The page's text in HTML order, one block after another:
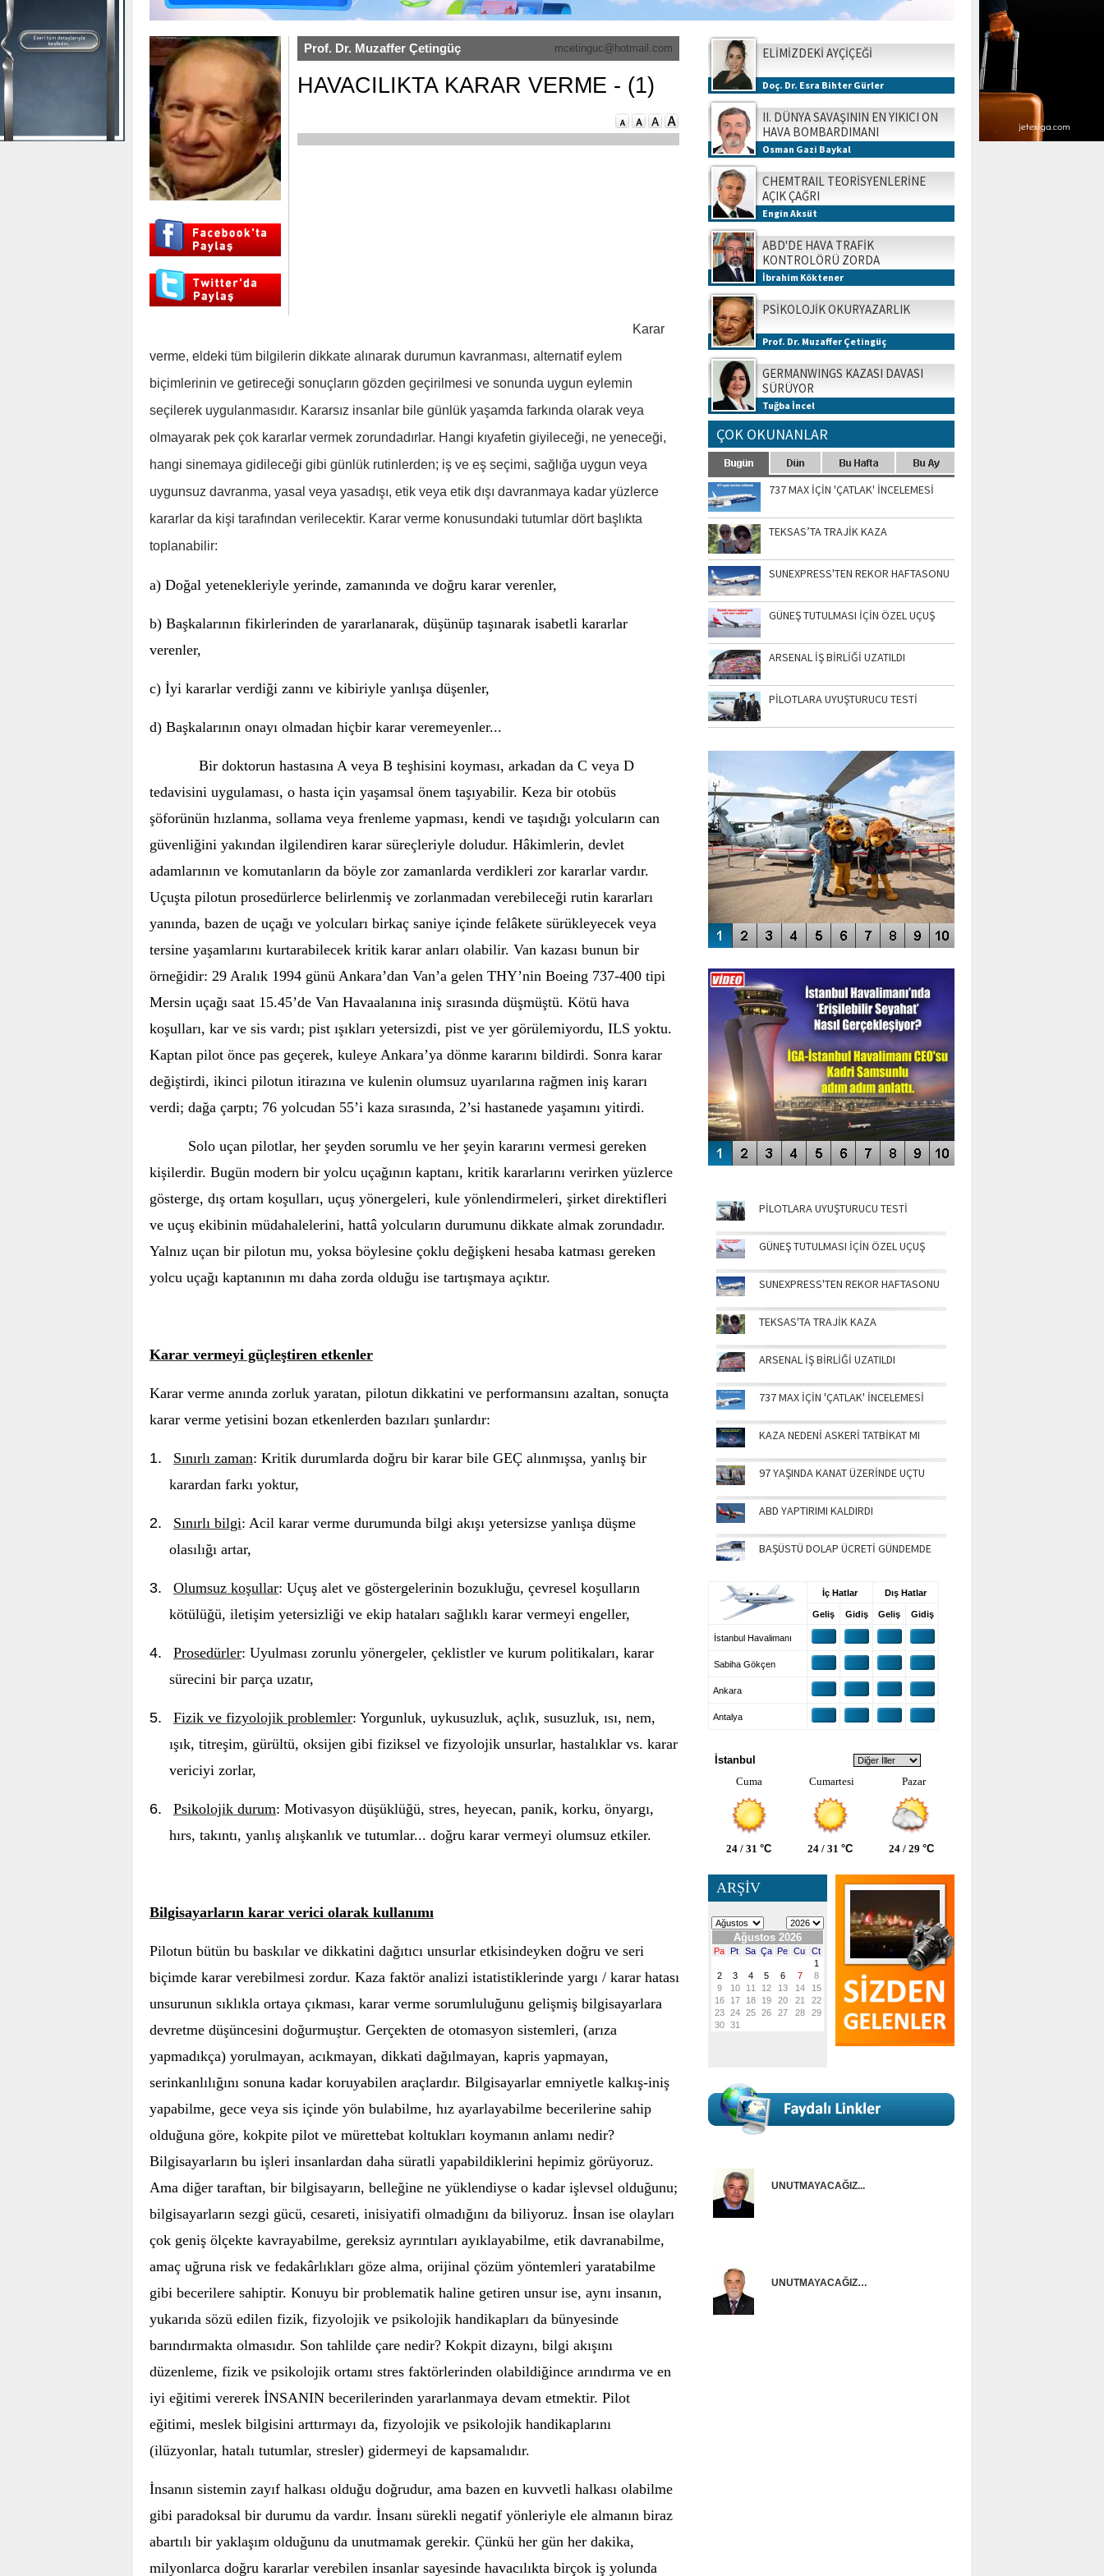
Prof. Dr. Muzaffer Çetingüç mcetinguc@hotmail.com
HAVACILIKTA KARAR VERME - (1)
Karar
verme, eldeki tüm bilgilerin dikkate alınarak durumun kavranması, alternatif eylem
biçimlerinin ve getireceği sonuçların gözden geçirilmesi ve sonunda uygun eylemin
seçilerek uygulanmasıdır. Kararsız insanlar bile günlük yaşamda farkında olarak veya
olmayarak pek çok kararlar vermek zorundadırlar. Hangi kıyafetin giyileceği, ne yeneceği,
hangi sinemaya gidileceği gibi günlük rutinlerden; iş ve eş seçimi, sağlığa uygun veya
uygunsuz davranma, yasal veya yasadışı, etik veya etik dışı davranmaya kadar yüzlerce
kararlar da kişi tarafından verilecektir. Karar verme konusundaki tutumlar dört başlıkta
toplanabilir:
a) Doğal yetenekleriyle yerinde, zamanında ve doğru karar verenler,
b) Başkalarının fikirlerinden de yararlanarak, düşünüp taşınarak isabetli kararlar
verenler,
c) İyi kararlar verdiği zannı ve kibiriyle yanlışa düşenler,
d) Başkalarının onayı olmadan hiçbir karar veremeyenler...
Bir doktorun hastasına A veya B teşhisini koyması, arkadan da C veya D
tedavisini uygulaması, o hasta için yaşamsal önem taşıyabilir. Keza bir otobüs
şöforünün hızlanma, sollama veya frenleme yapması, kendi ve taşıdığı yolcuların can
güvenliğini yakından ilgilendiren karar süreçleriyle doludur. Hâkimlerin, devlet
adamlarının ve komutanların da böyle zor zamanlarda verdikleri zor kararlar vardır.
Uçuşta pilotun prosedürlerce belirlenmiş ve zorlanmadan verebileceği rutin kararları
yanında, bazen de uçağı ve yolcuları birkaç saniye içinde felâkete sürükleyecek veya
tersine yaşamlarını kurtarabilecek kritik karar anları olabilir. Van kazası bunun bir
örneğidir: 29 Aralık 1994 günü Ankara’dan Van’a gelen THY’nin Boeing 737-400 tipi
Mersin uçağı saat 15.45’de Van Havaalanına iniş sırasında düşmüştü. Kötü hava
koşulları, kar ve sis vardı; pist ışıkları yetersizdi, pist ve yer görülemiyordu, ILS yoktu.
Kaptan pilot önce pas geçerek, kuleye Ankara’ya dönme kararını bildirdi. Sonra karar
değiştirdi, ikinci pilotun itirazına ve kulenin olumsuz uyarılarına rağmen iniş kararı
verdi; dağa çarptı; 76 yolcudan 55’i kaza sırasında, 2’si hastanede yaşamını yitirdi.
Solo uçan pilotlar, her şeyden sorumlu ve her şeyin kararını vermesi gereken
kişilerdir. Bugün modern bir yolcu uçağının kaptanı, kritik kararlarını verirken yüzlerce
gösterge, dış ortam koşulları, uçuş yönergeleri, kule yönlendirmeleri, şirket direktifleri
ve uçuş ekibinin müdahalelerini, hattâ yolcuların durumunu dikkate almak zorundadır.
Yalnız uçan bir pilotun mu, yoksa böylesine çoklu değişkeni hesaba katması gereken
yolcu uçağı kaptanının mı daha zorda olduğu ise tartışmaya açıktır.
Karar vermeyi güçleştiren etkenler
Karar verme anında zorluk yaratan, pilotun dikkatini ve performansını azaltan, sonuçta
karar verme yetisini bozan etkenlerden bazıları şunlardır:
1. Sınırlı zaman: Kritik durumlarda doğru bir karar bile GEÇ alınmışsa, yanlış bir
karardan farkı yoktur,
2. Sınırlı bilgi: Acil karar verme durumunda bilgi akışı yetersizse yanlışa düşme
olasılığı artar,
3. Olumsuz koşullar: Uçuş alet ve göstergelerinin bozukluğu, çevresel koşulların
kötülüğü, iletişim yetersizliği ve ekip hataları sağlıklı karar vermeyi engeller,
4. Prosedürler: Uyulması zorunlu yönergeler, çeklistler ve kurum politikaları, karar
sürecini bir parça uzatır,
5. Fizik ve fizyolojik problemler: Yorgunluk, uykusuzluk, açlık, susuzluk, ısı, nem,
ışık, titreşim, gürültü, oksijen gibi fiziksel ve fizyolojik unsurlar, hastalıklar vs. karar
vericiyi zorlar,
6. Psikolojik durum: Motivasyon düşüklüğü, stres, heyecan, panik, korku, önyargı,
hırs, takıntı, yanlış alışkanlık ve tutumlar... doğru karar vermeyi olumsuz etkiler.
Bilgisayarların karar verici olarak kullanımı
Pilotun bütün bu baskılar ve dikkatini dağıtıcı unsurlar etkisindeyken doğru ve seri
biçimde karar verebilmesi zordur. Kaza faktör analizi istatistiklerinde yargı / karar hatası
unsurunun sıklıkla ortaya çıkması, karar verme sorumluluğunu gelişmiş bilgisayarlara
devretme düşüncesini doğurmuştur. Gerçekten de otomasyon sistemleri, (arıza
yapmadıkça) yorulmayan, acıkmayan, dikkati dağılmayan, kapris yapmayan,
serinkanlılığını sonuna kadar koruyabilen araçlardır. Bilgisayarlar emniyetle kalkış-iniş
yapabilme, gece veya sis içinde yön bulabilme, hız ayarlayabilme becerilerine sahip
olduğuna göre, kokpite pilot ve mürettebat koltukları koymanın anlamı nedir?
Bilgisayarların bu işleri insanlardan daha süratli yapabildiklerini hepimiz görüyoruz.
Ama diğer taraftan, bir bilgisayarın, belleğine ne yüklendiyse o kadar işlevsel olduğunu;
bilgisayarların sezgi gücü, cesareti, inisiyatifi olmadığını da biliyoruz. İnsan ise olayları
çok geniş ölçekte kavrayabilme, gereksiz ayrıntıları ayıklayabilme, etik davranabilme,
amaç uğruna risk ve fedakârlıkları göze alma, orijinal çözüm yöntemleri yaratabilme
gibi becerilere sahiptir. Konuyu bir problematik haline getiren unsur ise, aynı insanın,
yukarıda sözü edilen fizik, fizyolojik ve psikolojik handikapları da bünyesinde
barındırmakta olmasıdır. Son tahlilde çare nedir? Kokpit dizaynı, bilgi akışını
düzenleme, fizik ve psikolojik ortamı stres faktörlerinden olabildiğince arındırma ve en
iyi eğitimi vererek İNSANIN becerilerinden yararlanmaya devam etmektir. Pilot
eğitimi, meslek bilgisini arttırmayı da, fizyolojik ve psikolojik handikaplarını
(ilüzyonlar, hatalı tutumlar, stresler) gidermeyi de kapsamalıdır.
İnsanın sistemin zayıf halkası olduğu doğrudur, ama bazen en kuvvetli halkası olabilme
gibi paradoksal bir durumu da vardır. İnsanı sürekli negatif yönleriyle ele almanın biraz
abartılı bir yaklaşım olduğunu da unutmamak gerekir. Çünkü her gün her dakika,
milyonlarca doğru kararlar verebilen insanlar sayesinde havacılıkta birçok iş yolunda
ELİMİZDEKİ AYÇİÇEĞİ
Doç. Dr. Esra Bihter Gürler
II. DÜNYA SAVAŞININ EN YIKICI ON
HAVA BOMBARDIMANI
Osman Gazi Baykal
CHEMTRAIL TEORİSYENLERİNE
AÇIK ÇAĞRI
Engin Aksüt
ABD'DE HAVA TRAFİK
KONTROLÖRÜ ZORDA
İbrahim Köktener
PSİKOLOJİK OKURYAZARLIK
Prof. Dr. Muzaffer Çetingüç
GERMANWINGS KAZASI DAVASI
SÜRÜYOR
Tuğba İncel
ÇOK OKUNANLAR
737 MAX İÇİN 'ÇATLAK' İNCELEMESİ
TEKSAS’TA TRAJİK KAZA
SUNEXPRESS'TEN REKOR HAFTASONU
GÜNEŞ TUTULMASI İÇİN ÖZEL UÇUŞ
ARSENAL İŞ BİRLİĞİ UZATILDI
PİLOTLARA UYUŞTURUCU TESTİ
SİNGAPUR AIRSHOW-2020
ENGELLERİN AŞILDIĞI HAVALİMANI
PİLOTLARA UYUŞTURUCU TESTİ
GÜNEŞ TUTULMASI İÇİN ÖZEL UÇUŞ
SUNEXPRESS'TEN REKOR HAFTASONU
TEKSAS'TA TRAJİK KAZA
ARSENAL İŞ BİRLİĞİ UZATILDI
737 MAX İÇİN 'ÇATLAK' İNCELEMESİ
KAZA NEDENİ ASKERİ TATBİKAT MI
97 YAŞINDA KANAT ÜZERİNDE UÇTU
ABD YAPTIRIMI KALDIRDI
BAŞÜSTÜ DOLAP ÜCRETİ GÜNDEMDE
İç Hatlar Dış Hatlar
Geliş Gidiş Geliş Gidiş
İstanbul Havalimanı
Sabiha Gökçen
Ankara
Antalya
İstanbul
Cuma
Cumartesi Pazar
24 / 31 °C 24 / 31 °C 24 / 29 °C
ARŞİV
UNUTMAYACAĞIZ...
UNUTMAYACAĞIZ…